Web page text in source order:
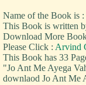
Name of the Book is
This Book is written
Download More
Please Click : Arvind
This Book has 33
"Jo Ant Me Ayega
downlaod Jo Ant Me